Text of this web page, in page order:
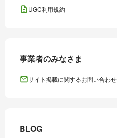
UGC利用規約
事業者のみなさま
サイト掲載に関するお問い合わせ
BLOG